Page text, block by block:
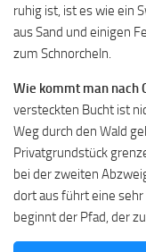
ruhig ist, ist es wie ein
aus Sand und einigen
zum Schnorcheln.
Wie kommt man nach
versteckten Bucht ist
Weg durch den Wald
Privatgrundstück
bei der zweiten
dort aus führt eine
beginnt der Pfad, der